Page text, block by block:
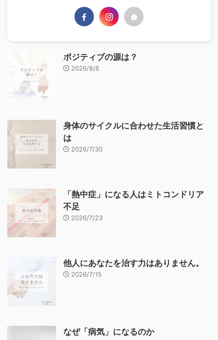
ポジティブの源は？
2026/8/6
身体のサイクルに合わせた生活習慣と
は
2026/7/30
「熱中症」になる人はミトコンドリア
不足
2026/7/23
他人にあなたを治す力はありません。
2026/7/15
なぜ「病気」になるのか